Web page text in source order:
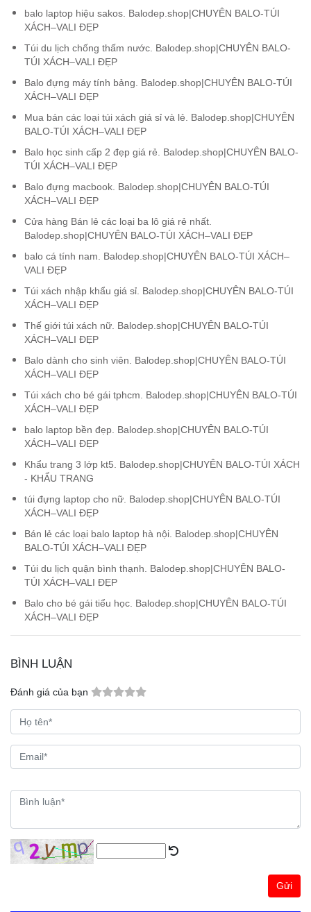
balo laptop hiệu sakos. Balodep.shop|CHUYÊN BALO-TÚI
XÁCH–VALI ĐẸP
Túi du lịch chống thấm nước. Balodep.shop|CHUYÊN BALO-
TÚI XÁCH–VALI ĐẸP
Balo đựng máy tính bảng. Balodep.shop|CHUYÊN BALO-TÚI
XÁCH–VALI ĐẸP
Mua bán các loại túi xách giá sỉ và lẻ. Balodep.shop|CHUYÊN
BALO-TÚI XÁCH–VALI ĐẸP
Balo học sinh cấp 2 đẹp giá rẻ. Balodep.shop|CHUYÊN BALO-
TÚI XÁCH–VALI ĐẸP
Balo đựng macbook. Balodep.shop|CHUYÊN BALO-TÚI
XÁCH–VALI ĐẸP
Cửa hàng Bán lẻ các loại ba lô giá rẻ nhất.
Balodep.shop|CHUYÊN BALO-TÚI XÁCH–VALI ĐẸP
balo cá tính nam. Balodep.shop|CHUYÊN BALO-TÚI XÁCH–
VALI ĐẸP
Túi xách nhập khẩu giá sỉ. Balodep.shop|CHUYÊN BALO-TÚI
XÁCH–VALI ĐẸP
Thế giới túi xách nữ. Balodep.shop|CHUYÊN BALO-TÚI
XÁCH–VALI ĐẸP
Balo dành cho sinh viên. Balodep.shop|CHUYÊN BALO-TÚI
XÁCH–VALI ĐẸP
Túi xách cho bé gái tphcm. Balodep.shop|CHUYÊN BALO-TÚI
XÁCH–VALI ĐẸP
balo laptop bền đẹp. Balodep.shop|CHUYÊN BALO-TÚI
XÁCH–VALI ĐẸP
Khẩu trang 3 lớp kt5. Balodep.shop|CHUYÊN BALO-TÚI XÁCH
- KHẨU TRANG
túi đựng laptop cho nữ. Balodep.shop|CHUYÊN BALO-TÚI
XÁCH–VALI ĐẸP
Bán lẻ các loại balo laptop hà nội. Balodep.shop|CHUYÊN
BALO-TÚI XÁCH–VALI ĐẸP
Túi du lịch quận bình thạnh. Balodep.shop|CHUYÊN BALO-
TÚI XÁCH–VALI ĐẸP
Balo cho bé gái tiểu học. Balodep.shop|CHUYÊN BALO-TÚI
XÁCH–VALI ĐẸP
BÌNH LUẬN
Đánh giá của bạn
Gửi